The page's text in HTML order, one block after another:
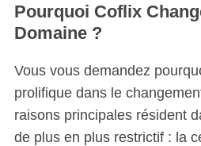
Pourquoi Coflix
Domaine ?
Vous vous demandez
prolifique dans le
raisons principales résident
de plus en plus restrictif : la